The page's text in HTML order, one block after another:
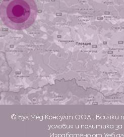
© Бул Мед Консулт ООД . Всички
условия и политика